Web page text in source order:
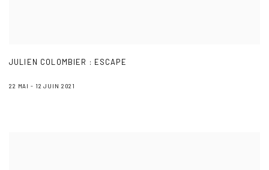
JULIEN COLOMBIER : ESCAPE
22 MAI - 12 JUIN 2021